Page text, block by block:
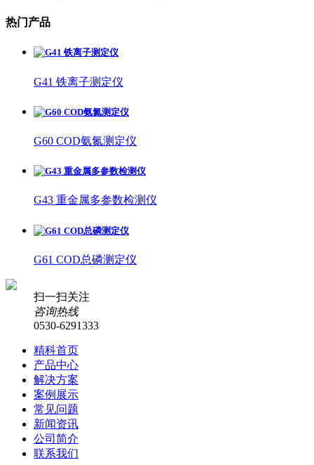
热门产品
G41 铁离子测定仪
G60 COD氨氮测定仪
G43 重金属多参数检测仪
G61 COD总磷测定仪
扫一扫关注
咨询热线
0530-6291333
精科首页
产品中心
解决方案
案例展示
常见问题
新闻资讯
公司简介
联系我们